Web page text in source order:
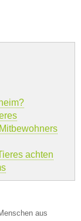
achten
aus